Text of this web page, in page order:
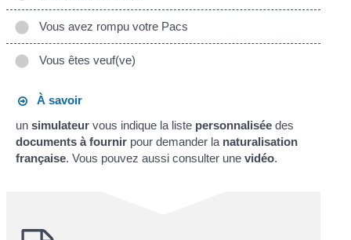
Vous avez rompu votre Pacs
Vous êtes veuf(ve)
À savoir
un simulateurvous indique la liste personnaliséedes
documents à fournirpour demander la naturalisation
française. Vous pouvez aussi consulter une vidéo.